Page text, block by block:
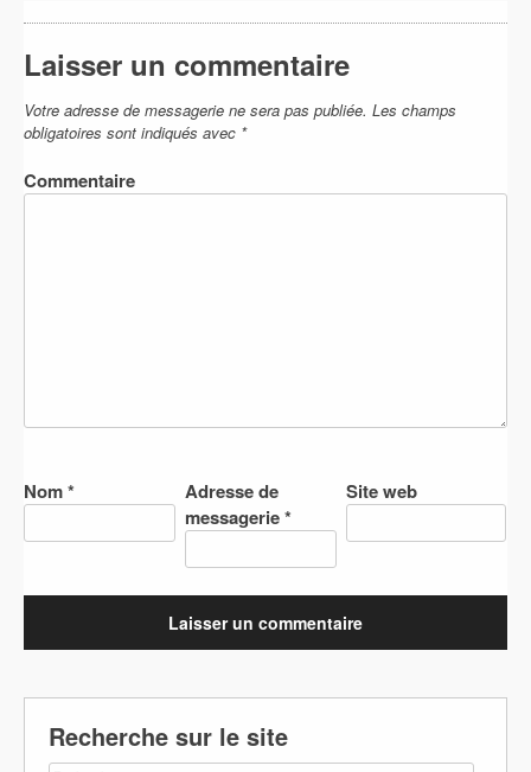
Laisser un commentaire
Votre adresse de messagerie ne sera pas publiée. Les champs
obligatoires sont indiqués avec *
Commentaire
Nom*
Adresse de
messagerie*
Site web
Recherche sur le site